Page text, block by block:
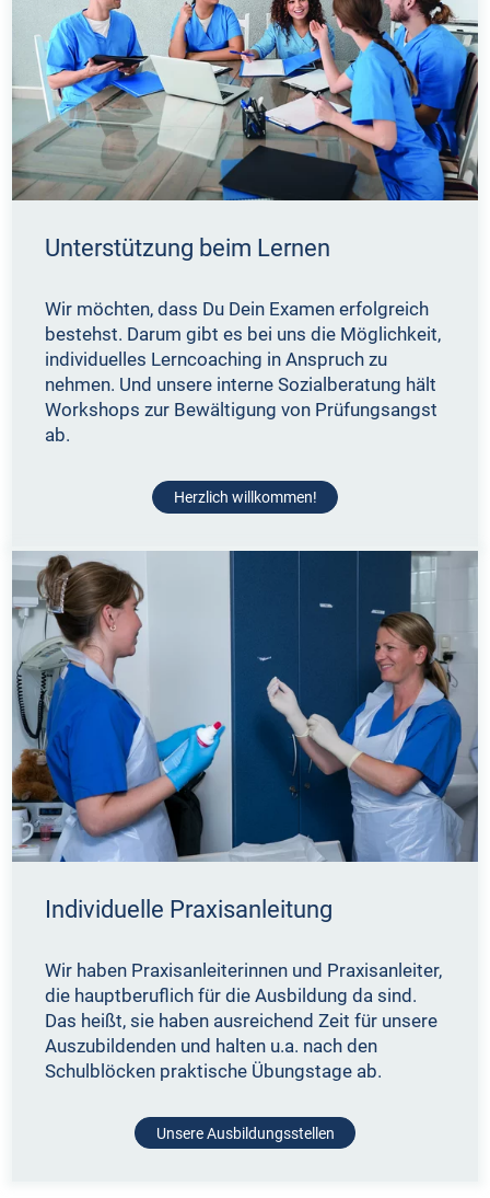
Unterstützung beim Lernen
Wir möchten, dass Du Dein Examen erfolgreich
bestehst. Darum gibt es bei uns die Möglichkeit,
individuelles Lerncoaching in Anspruch zu
nehmen. Und unsere interne Sozialberatung hält
Workshops zur Bewältigung von Prüfungsangst
ab.
Herzlich willkommen!
Individuelle Praxisanleitung
Wir haben Praxisanleiterinnen und Praxisanleiter,
die hauptberuflich für die Ausbildung da sind.
Das heißt, sie haben ausreichend Zeit für unsere
Auszubildenden und halten u.a. nach den
Schulblöcken praktische Übungstage ab.
Unsere Ausbildungsstellen